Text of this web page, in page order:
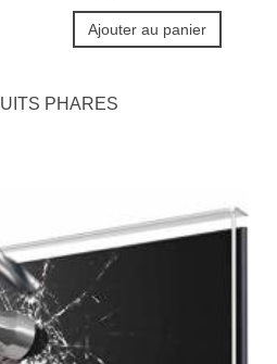
Ajouter au panier
PHARES